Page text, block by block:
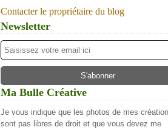
Contacter le propriétaire du blog
Newsletter
Ma Bulle Créative
Je vous indique que les photos de mes
sont pas libres de droit et que vous devez me